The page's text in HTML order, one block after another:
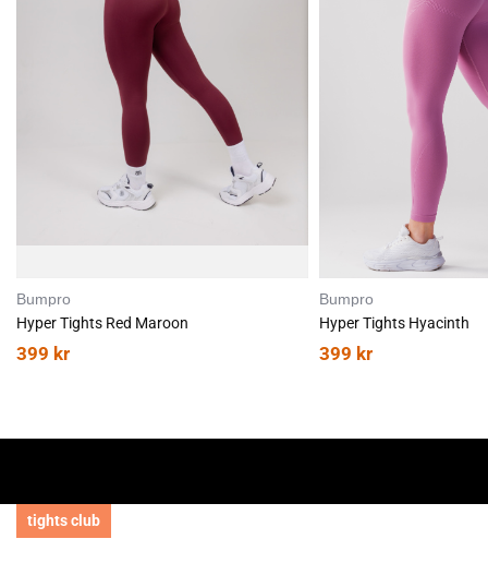
Bumpro
Hyper Tights Red Maroon
399 kr
Bumpro
Hyper Tights Hyacinth
399 kr
tights club